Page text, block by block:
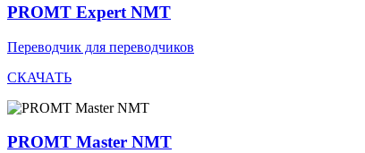
PROMT Expert NMT
Переводчик для переводчиков
СКАЧАТЬ
PROMT Master NMT